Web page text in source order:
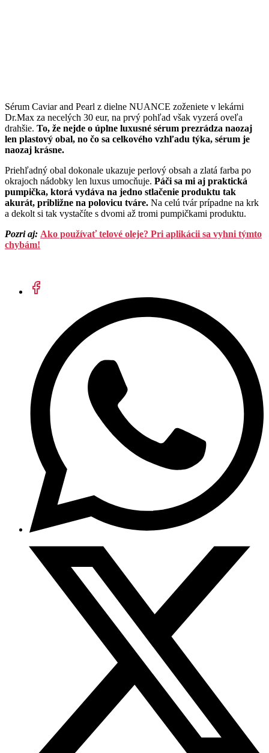
Sérum Caviar and Pearl z dielne NUANCE zoženiete v lekárni
Dr.Max za necelých 30 eur, na prvý pohľad však vyzerá oveľa
drahšie. To, že nejde o úplne luxusné sérum prezrádza naozaj
len plastový obal, no čo sa celkového vzhľadu týka, sérum je
naozaj krásne.
Priehľadný obal dokonale ukazuje perlový obsah a zlatá farba po
okrajoch nádobky len luxus umocňuje. Páči sa mi aj praktická
pumpička, ktorá vydáva na jedno stlačenie produktu tak
akurát, približne na polovicu tváre. Na celú tvár prípadne na krk
a dekolt si tak vystačíte s dvomi až tromi pumpičkami produktu.
Pozri aj: Ako používať telové oleje? Pri aplikácii sa vyhni týmto
chybám!